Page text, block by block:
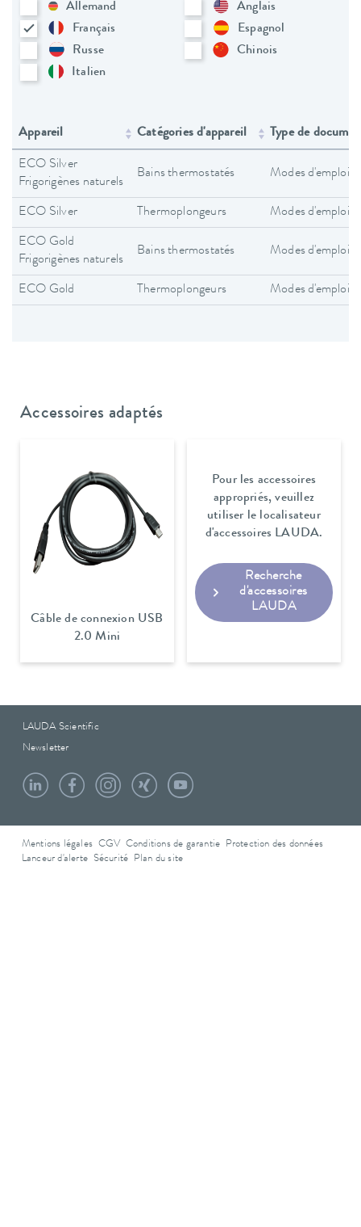
Allemand
Anglais
Français
Espagnol
Russe
Chinois
Italien
Appareil Catégories d'appareil Type de
ECO Silver
Frigorigènes naturels
Bains thermostatés Modes d'emploi
ECO Silver Thermoplongeurs Modes d'emploi
ECO Gold
Frigorigènes naturels
Bains thermostatés Modes d'emploi
ECO Gold Thermoplongeurs Modes d'emploi
Accessoires adaptés
Câble de connexion USB
2.0 Mini
Pour les accessoires
appropriés, veuillez
utiliser le localisateur
d'accessoires LAUDA.
Recherche
d'accessoires
LAUDA
LAUDA Scientific
Newsletter
Mentions légales CGV Conditions de garantie
Protection des données
Lanceur d'alerte Sécurité Plan du site